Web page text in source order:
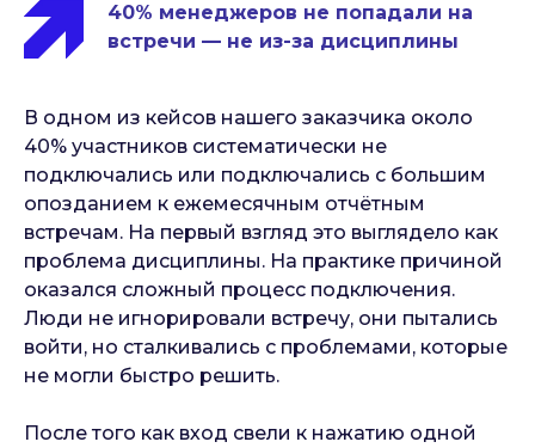
40% менеджеров не попадали на
встречи — не из-за дисциплины
В одном из кейсов нашего заказчика около
40% участников систематически не
подключались или подключались с большим
опозданием к ежемесячным отчётным
встречам. На первый взгляд это выглядело как
проблема дисциплины. На практике причиной
оказался сложный процесс подключения.
Люди не игнорировали встречу, они пытались
войти, но сталкивались с проблемами, которые
не могли быстро решить.
После того как вход свели к нажатию одной